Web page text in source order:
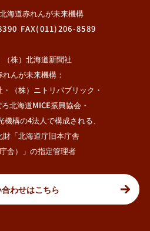
海道赤れんが未来機構
FAX(011)206-8589
（株）北海道新聞社
んが未来機構：
・（株）ニトリパブリック・
ろ北海道MICE振興協会・
機構の4法人で構成される、
財「北海道庁旧本庁舎
舎）」の指定管理者
わせはこちら